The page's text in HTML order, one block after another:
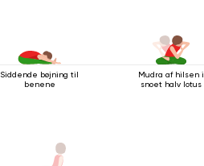
Siddende bøjning til
benene
Mudra af hilsen i
snoet halv lotus